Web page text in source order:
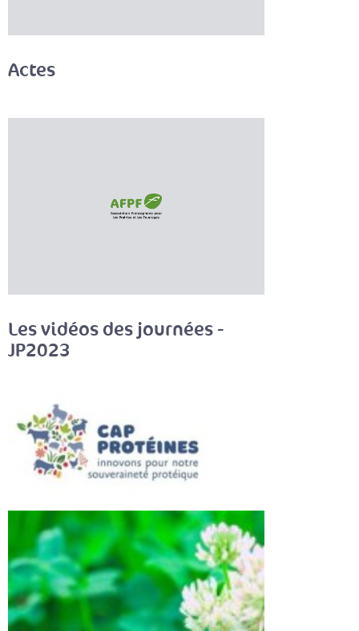
Actes
Les vidéos des journées -
JP2023